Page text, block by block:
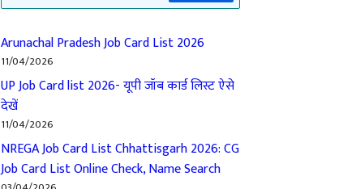
Arunachal Pradesh Job Card List 2026
11/04/2026
UP Job Card list 2026- यूपी जॉब कार्ड लिस्ट ऐसे
देखें
11/04/2026
NREGA Job Card List Chhattisgarh 2026: CG
Job Card List Online Check, Name Search